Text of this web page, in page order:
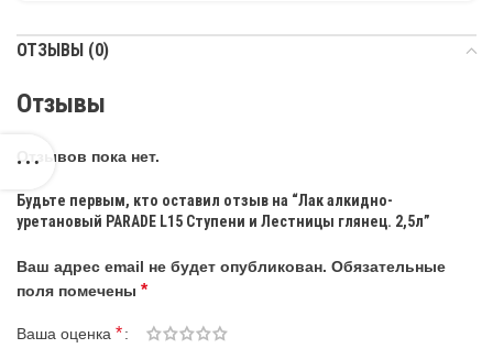
ОТЗЫВЫ (0)
Отзывы
Отзывов пока нет.
Будьте первым, кто оставил отзыв на “Лак алкидно-
уретановый PARADE L15 Ступени и Лестницы глянец. 2,5л”
Ваш адрес email не будет опубликован. Обязательные
поля помечены *
Ваша оценка *